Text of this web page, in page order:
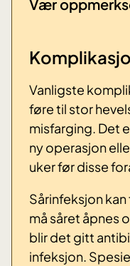
Vær
Vanligste
føre til stor
misfarging. Det
ny operasjon
uker før disse
Sårinfeksjon
må såret åpnes
blir det gitt
infeksjon.